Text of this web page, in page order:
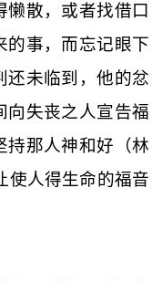
散，或者找借口
的事，而忘记眼下
还未临到，他的忿
向失丧之人宣告福
持那人神和好（林
使人得生命的福音